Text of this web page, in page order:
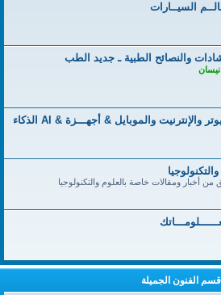
السيــارات
والنصائح الطبية ـ جديد الطب
منتدى الكومبيوتر والإنترنيت والموبايل & أجهـــزة & AI الذكاء
من أخبار ومقالات خاصة بالعلوم والتكنولوجيا
قسم الفنون الجميلة